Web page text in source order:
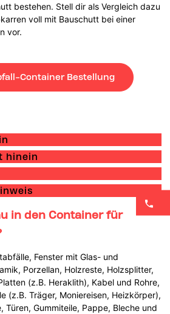
bestehen. Stell dir als Vergleich dazu
voll mit Bauschutt bei einer
vor.
Container Bestellung
hinein
in den Container für
Fenster mit Glas- und
Porzellan, Holzreste, Holzsplitter,
(z.B. Heraklith), Kabel und Rohre,
(z.B. Träger, Moniereisen, Heizkörper),
Türen, Gummiteile, Pappe, Bleche und